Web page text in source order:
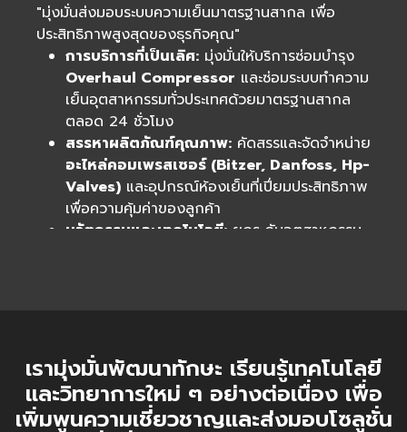
"มุ่งมั่นส่งมอบระบบความเย็นมาตรฐานสากล เพื่อ
ประสิทธิภาพสูงสุดของธุรกิจคุณ"
การบริการที่เป็นเลิศ: มุ่งมั่นให้บริการซ่อมบำรุง
Overhaul Compressor และซ่อมระบบทำความ
เย็นอุตสาหกรรมทั่วประเทศด้วยมาตรฐานสากล
ตลอด 24 ชั่วโมง
สรรหาผลิตภัณฑ์คุณภาพ: คัดสรรและจัดจำหน่าย
อะไหล่คอมเพรสเซอร์ (Bitzer, Danfoss, Hp-
Valves) และอุปกรณ์ห้องเย็นที่เปี่ยมประสิทธิภาพ
เพื่อความคุ้มค่าของลูกค้า
นวัตกรรมและเทคโนโลยี: ยกระดับอุตสาหกรรม
การเติบโตให้ธุรกิจคู่ค้าอย่างยั่งยืน
เรามุ่งมั่นพัฒนาทักษะ เรียนรู้เทคโนโลยี
และวิทยาการใหม่ ๆ อย่างต่อเนื่อง เพื่อ
เพิ่มพูนความเชี่ยวชาญและส่งมอบโซลูชั่น